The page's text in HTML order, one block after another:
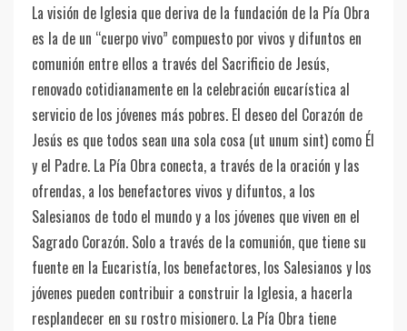
La visión de Iglesia que deriva de la fundación de la Pía Obra
es la de un “cuerpo vivo” compuesto por vivos y difuntos en
comunión entre ellos a través del Sacrificio de Jesús,
renovado cotidianamente en la celebración eucarística al
servicio de los jóvenes más pobres. El deseo del Corazón de
Jesús es que todos sean una sola cosa (ut unum sint) como Él
y el Padre. La Pía Obra conecta, a través de la oración y las
ofrendas, a los benefactores vivos y difuntos, a los
Salesianos de todo el mundo y a los jóvenes que viven en el
Sagrado Corazón. Solo a través de la comunión, que tiene su
fuente en la Eucaristía, los benefactores, los Salesianos y los
jóvenes pueden contribuir a construir la Iglesia, a hacerla
resplandecer en su rostro misionero. La Pía Obra tiene